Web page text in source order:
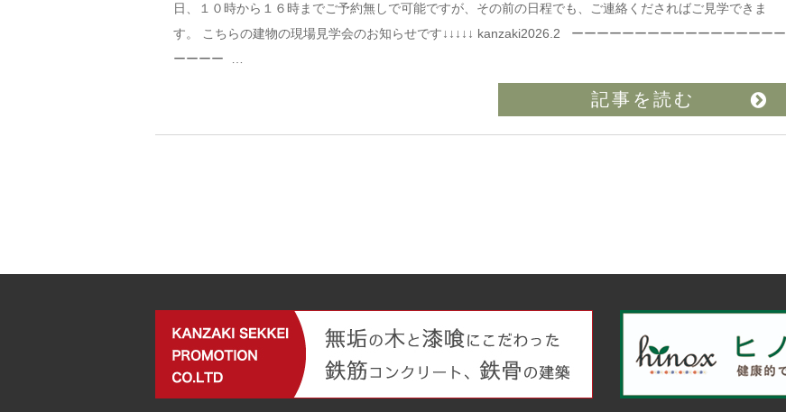
日、１０時から１６時までご予約無しで可能ですが、その前の日程でも、ご連絡くださればご見学できま
す。 こちらの建物の現場見学会のお知らせです↓↓↓↓↓ kanzaki2026.2 ーーーーーーーーーーーーーーーーー
ーーーー …
記事を読む